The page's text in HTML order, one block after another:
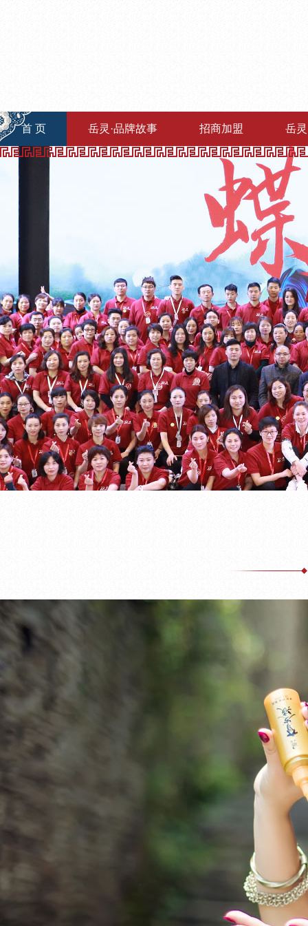
首 页 岳灵·品牌故事 招商加盟 岳